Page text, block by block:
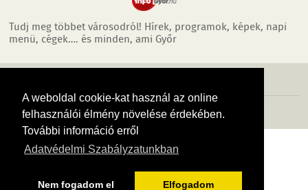
A weboldal cookie-kat használ az online
felhasználói élmény növelése érdekében.
További információ erről
Adatvédelmi Szabályzatunkban
Nem fogadom el Elfogadom
Tudj meg többet városodról! Hírek, programok, képek, napi
menü, cégek…. és minden, ami Győr
Copyright InfoVárosok. Minden jog fenntartva. | Web design & arculat by